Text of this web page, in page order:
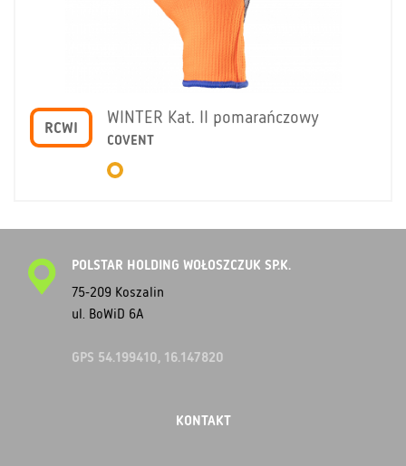
RCWI
WINTER Kat. II pomarańczowy
COVENT
POLSTAR HOLDING WOŁOSZCZUK SP.K.
75-209 Koszalin
ul. BoWiD 6A
GPS 54.199410, 16.147820
KONTAKT